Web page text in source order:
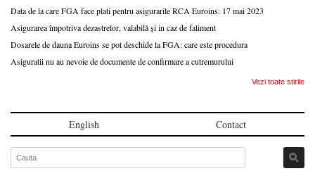
Data de la care FGA face plati pentru asigurarile RCA Euroins: 17 mai 2023
Asigurarea împotriva dezastrelor, valabilă și in caz de faliment
Dosarele de dauna Euroins se pot deschide la FGA: care este procedura
Asiguratii nu au nevoie de documente de confirmare a cutremurului
Vezi toate stirile
English Contact